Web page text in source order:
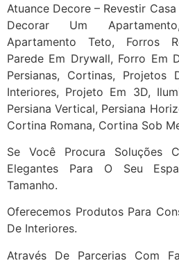
Atuance Decore – Revestir
Decorar Um
Apartamento Teto, Forros
Parede Em Drywall, Forro Em
Persianas, Cortinas, Projetos
Interiores, Projeto Em 3D,
Persiana Vertical, Persiana
Cortina Romana, Cortina Sob
Se Você Procura Soluções
Elegantes Para O Seu
Tamanho.
Oferecemos Produtos Para
De Interiores.
Através De Parcerias Com